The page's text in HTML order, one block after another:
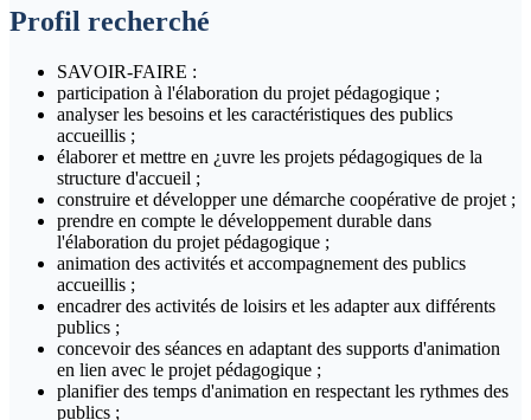
Profil recherché
SAVOIR-FAIRE :
participation à l'élaboration du projet pédagogique ;
analyser les besoins et les caractéristiques des publics
accueillis ;
élaborer et mettre en ¿uvre les projets pédagogiques de la
structure d'accueil ;
construire et développer une démarche coopérative de projet ;
prendre en compte le développement durable dans
l'élaboration du projet pédagogique ;
animation des activités et accompagnement des publics
accueillis ;
encadrer des activités de loisirs et les adapter aux différents
publics ;
concevoir des séances en adaptant des supports d'animation
en lien avec le projet pédagogique ;
planifier des temps d'animation en respectant les rythmes des
publics ;